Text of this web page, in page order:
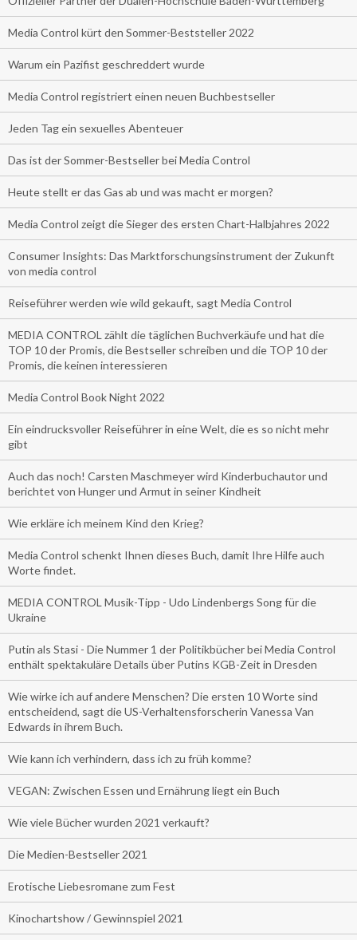
Media Control kürt den Sommer-Beststeller 2022
Warum ein Pazifist geschreddert wurde
Media Control registriert einen neuen Buchbestseller
Jeden Tag ein sexuelles Abenteuer
Das ist der Sommer-Bestseller bei Media Control
Heute stellt er das Gas ab und was macht er morgen?
Media Control zeigt die Sieger des ersten Chart-Halbjahres 2022
Consumer Insights: Das Marktforschungsinstrument der Zukunft
von media control
Reiseführer werden wie wild gekauft, sagt Media Control
MEDIA CONTROL zählt die täglichen Buchverkäufe und hat die
TOP 10 der Promis, die Bestseller schreiben und die TOP 10 der
Promis, die keinen interessieren
Media Control Book Night 2022
Ein eindrucksvoller Reiseführer in eine Welt, die es so nicht mehr
gibt
Auch das noch! Carsten Maschmeyer wird Kinderbuchautor und
berichtet von Hunger und Armut in seiner Kindheit
Wie erkläre ich meinem Kind den Krieg?
Media Control schenkt Ihnen dieses Buch, damit Ihre Hilfe auch
Worte findet.
MEDIA CONTROL Musik-Tipp - Udo Lindenbergs Song für die
Ukraine
Putin als Stasi - Die Nummer 1 der Politikbücher bei Media Control
enthält spektakuläre Details über Putins KGB-Zeit in Dresden
Wie wirke ich auf andere Menschen? Die ersten 10 Worte sind
entscheidend, sagt die US-Verhaltensforscherin Vanessa Van
Edwards in ihrem Buch.
Wie kann ich verhindern, dass ich zu früh komme?
VEGAN: Zwischen Essen und Ernährung liegt ein Buch
Wie viele Bücher wurden 2021 verkauft?
Die Medien-Bestseller 2021
Erotische Liebesromane zum Fest
Kinochartshow / Gewinnspiel 2021